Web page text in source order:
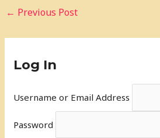
← Previous Post
Log In
Username or Email Address
Password